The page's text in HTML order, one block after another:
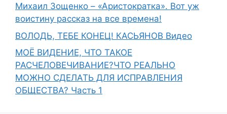
Михаил Зощенко – «Аристократка». Вот уж
воистину рассказ на все времена!
ВОЛОДЬ, ТЕБЕ КОНЕЦ! КАСЬЯНОВ Видео
МОЁ ВИДЕНИЕ, ЧТО ТАКОЕ
РАСЧЕЛОВЕЧИВАНИЕ?ЧТО РЕАЛЬНО
МОЖНО СДЕЛАТЬ ДЛЯ ИСПРАВЛЕНИЯ
ОБЩЕСТВА? Часть 1